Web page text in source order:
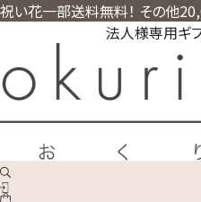
祝い花一部送料無料！ その他
法人様専用ギ